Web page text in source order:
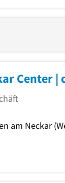
Center |
am Neckar